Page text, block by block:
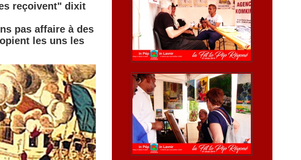
reçoivent" dixit
pas affaire à des
les uns les